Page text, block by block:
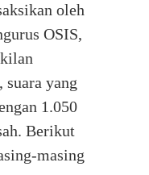
oleh
OSIS,
yang
1.050
Berikut
masing